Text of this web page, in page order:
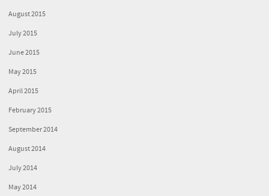
August 2015
July 2015
June 2015
May 2015
April 2015
February 2015
September 2014
August 2014
July 2014
May 2014